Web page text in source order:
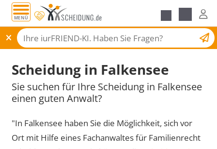
MENÜ
Scheidungsantrag
Scheidung in Falkensee
Sie suchen für Ihre Scheidung in Falkensee
einen guten Anwalt?
"In Falkensee haben Sie die Möglichkeit, sich vor
Ort mit Hilfe eines Fachanwaltes für Familienrecht